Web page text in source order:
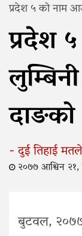
प्रदेश ५ को नाम
प्रदेश
- दुई तिहाई
२०७७ आश्विन २१,
बुटवल,